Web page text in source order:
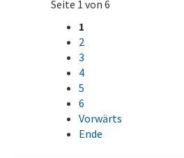
Seite 1 von 6
1
2
3
4
5
6
Vorwärts
Ende